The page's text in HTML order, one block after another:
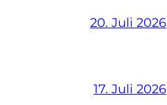
20. Juli 2026
17. Juli 2026